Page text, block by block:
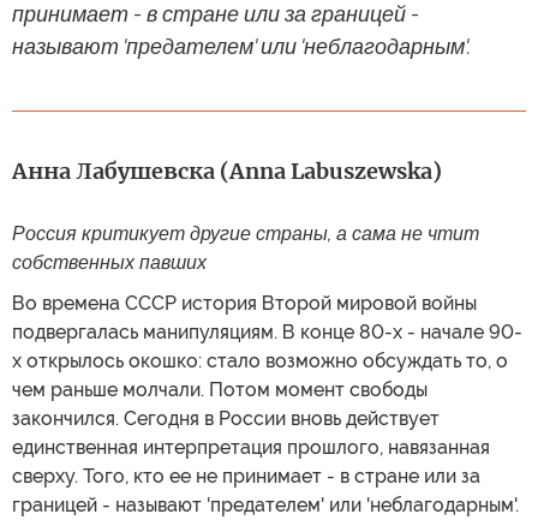
принимает - в стране или за границей -
называют 'предателем' или 'неблагодарным'.
Анна Лабушевска (Anna Labuszewska)
Россия критикует другие страны, а сама не чтит
собственных павших
Во времена СССР история Второй мировой войны
подвергалась манипуляциям. В конце 80-х - начале 90-
х открылось окошко: стало возможно обсуждать то, о
чем раньше молчали. Потом момент свободы
закончился. Сегодня в России вновь действует
единственная интерпретация прошлого, навязанная
сверху. Того, кто ее не принимает - в стране или за
границей - называют 'предателем' или 'неблагодарным'.